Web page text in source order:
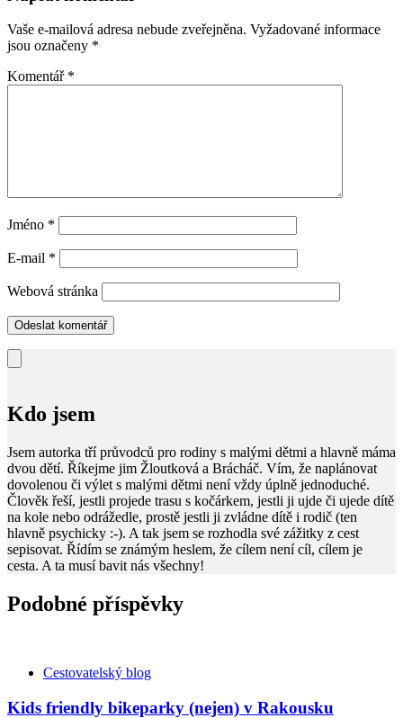
Vaše e-mailová adresa nebude zveřejněna. Vyžadované informace
jsou označeny *
Komentář *
Jméno *
E-mail *
Webová stránka
Kdo jsem
Jsem autorka tří průvodců pro rodiny s malými dětmi a hlavně máma
dvou dětí. Říkejme jim Žloutková a Brácháč. Vím, že naplánovat
dovolenou či výlet s malými dětmi není vždy úplně jednoduché.
Člověk řeší, jestli projede trasu s kočárkem, jestli ji ujde či ujede dítě
na kole nebo odrážedle, prostě jestli ji zvládne dítě i rodič (ten
hlavně psychicky :-). A tak jsem se rozhodla své zážitky z cest
sepisovat. Řídím se známým heslem, že cílem není cíl, cílem je
cesta. A ta musí bavit nás všechny!
Podobné příspěvky
KategorieCestovatelský blog
Kids friendly bikeparky (nejen) v Rakousku